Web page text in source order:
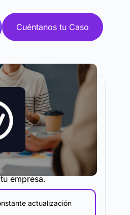
Cuéntanos tu Caso
de formación que se
empresa.
actualización